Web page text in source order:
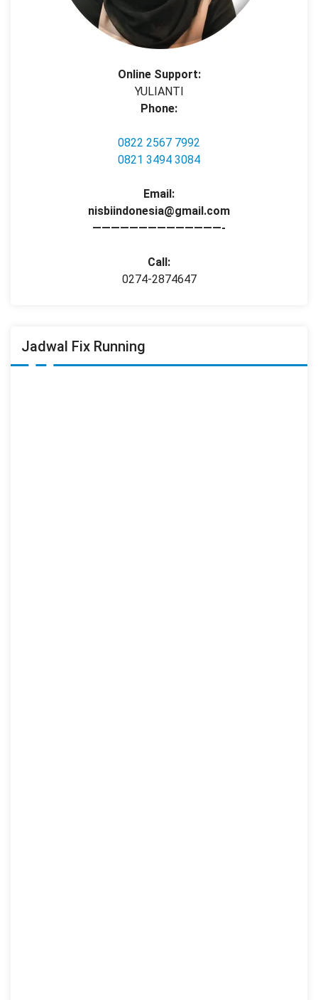
Online Support:
YULIANTI
Phone:
0822 2567 7992
0821 3494 3084
Email:
nisbiindonesia@gmail.com
——————————————-
Call:
0274-2874647
Jadwal Fix Running